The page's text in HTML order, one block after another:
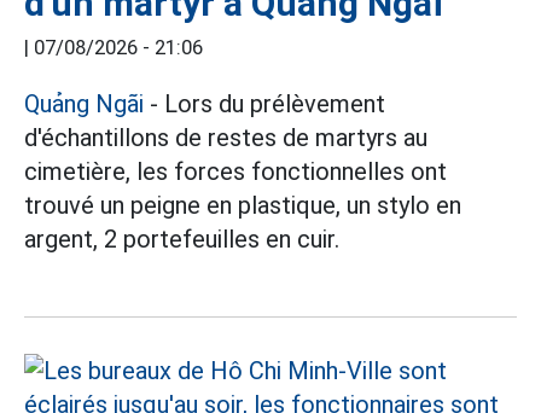
07/08/2026 - 21:06
Quảng Ngãi - Lors du prélèvement
d'échantillons de restes de martyrs au
cimetière, les forces fonctionnelles ont
trouvé un peigne en plastique, un stylo en
argent, 2 portefeuilles en cuir.